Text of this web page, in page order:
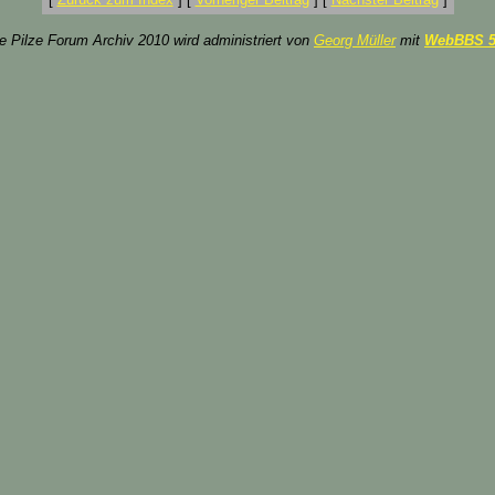
Pilze Forum Archiv 2010 wird administriert von Georg Müllermit WebBBS